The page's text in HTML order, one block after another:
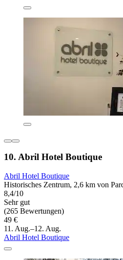
10. Abril Hotel Boutique
Abril Hotel Boutique
Historisches Zentrum, 2,6 km von
8,4/10
Sehr gut
(265 Bewertungen)
49 €
11. Aug.–12. Aug.
Abril Hotel Boutique